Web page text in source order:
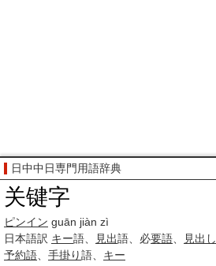
日中中日専門用語辞典
关键字
ピンイン guān jiàn zì
日本語訳 キー語、 見出語、必要語 見出し
予約語
手掛り語、 キー